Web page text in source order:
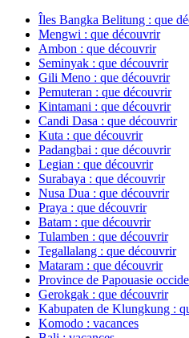
Îles Bangka Belitung : que
Mengwi : que découvrir
Ambon : que découvrir
Seminyak : que découvrir
Gili Meno : que découvrir
Pemuteran : que découvrir
Kintamani : que découvrir
Candi Dasa : que découvrir
Kuta : que découvrir
Padangbai : que découvrir
Legian : que découvrir
Surabaya : que découvrir
Nusa Dua : que découvrir
Praya : que découvrir
Batam : que découvrir
Tulamben : que découvrir
Tegallalang : que découvrir
Mataram : que découvrir
Province de Papouasie
Gerokgak : que découvrir
Kabupaten de Klungkung :
Komodo : vacances